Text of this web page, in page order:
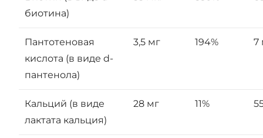
биотина)
Пантотеновая
кислота (в виде d-
пантенола)
3,5 мг 194% 7
Кальций (в виде
лактата кальция)
28 мг 11%